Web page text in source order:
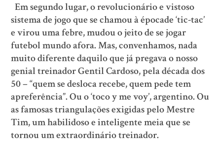
Em segundo lugar, o revolucionário e vistoso
sistema de jogo que se chamou à épocade ‘tic-tac’
e virou uma febre, mudou o jeito de se jogar
futebol mundo afora. Mas, convenhamos, nada
muito diferente daquilo que já pregava o nosso
genial treinador Gentil Cardoso, pela década dos
50 – “quem se desloca recebe, quem pede tem
apreferência”. Ou o ‘toco y me voy’, argentino. Ou
as famosas triangulações exigidas pelo Mestre
Tim, um habilidoso e inteligente meia que se
tornou um extraordinário treinador.